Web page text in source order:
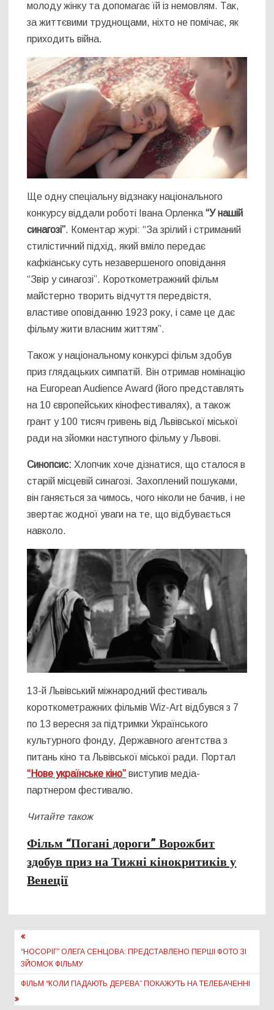
молоду жінку та допомагає їй із немовлям. Так,
за життєвими труднощами, ніхто не помічає, як
приходить війна.
Ще одну спеціальну відзнаку національного
конкурсу віддали роботі Івана Орленка“У нашій
синагозі”. Коментар журі: “За зрілий і стриманий
стилістичний підхід, який вміло передає
кафкіанську суть незавершеного оповідання
“Звір у синагозі”. Короткометражний фільм
майстерно творить відчуття передвістя,
властиве оповіданню 1923 року, і саме це дає
фільму жити власним життям”.
Також у національному конкурсі фільм здобув
приз глядацьких симпатій. Він отримав номінацію
на European Audience Award (його представлять
на 10 європейських кінофестивалях), а також
грант у 100 тисяч гривень від Львівської міської
ради на зйомки наступного фільму у Львові.
Синопсис: Хлопчик хоче дізнатися, що сталося в
старій місцевій синагозі. Захоплений пошуками,
він ганяється за чимось, чого ніколи не бачив, і не
звертає жодної уваги на те, що відбувається
навколо.
13-й Львівський міжнародний фестиваль
короткометражних фільмів Wiz-Art відбувся з 7
по 13 вересня за підтримки Українського
культурного фонду, Державного агентства з
питань кіно та Львівської міської ради. Портал
“Нове українське кіно” виступив медіа-
партнером фестивалю.
Читайте також
Фільм “Погані дороги” Ворожбит
здобув приз на Тижні кінокритиків у
Венеції
Навігація
записів
“НОСОРІГ” ОЛЕГА СЕНЦОВА: ПРЕДСТАВЛЕНО ПЕРШІ ФОТО ЗІ
ЗЙОМОК ФІЛЬМУ
ФІЛЬМ “КОЛИ ПАДАЮТЬ ДЕРЕВА” ПОКАЖУТЬ НА ТЕЛЕБАЧЕННІ